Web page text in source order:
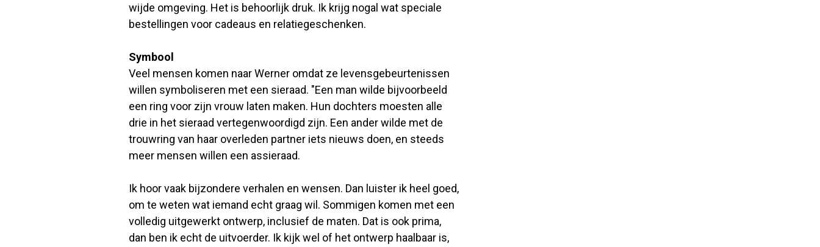
wijde omgeving. Het is behoorlijk druk. Ik krijg nogal wat speciale
bestellingen voor cadeaus en relatiegeschenken.
Symbool
Veel mensen komen naar Werner omdat ze levensgebeurtenissen
willen symboliseren met een sieraad. "Een man wilde bijvoorbeeld
een ring voor zijn vrouw laten maken. Hun dochters moesten alle
drie in het sieraad vertegenwoordigd zijn. Een ander wilde met de
trouwring van haar overleden partner iets nieuws doen, en steeds
meer mensen willen een assieraad.
Ik hoor vaak bijzondere verhalen en wensen. Dan luister ik heel goed,
om te weten wat iemand echt graag wil. Sommigen komen met een
volledig uitgewerkt ontwerp, inclusief de maten. Dat is ook prima,
dan ben ik echt de uitvoerder. Ik kijk wel of het ontwerp haalbaar is,